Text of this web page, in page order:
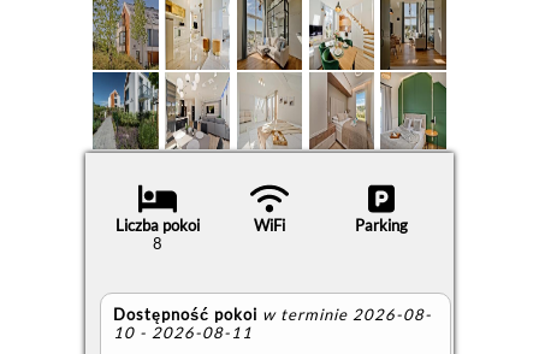
Liczba pokoi
8
WiFi Parking
Dostępność pokoi w terminie 2026-08-
10 - 2026-08-11